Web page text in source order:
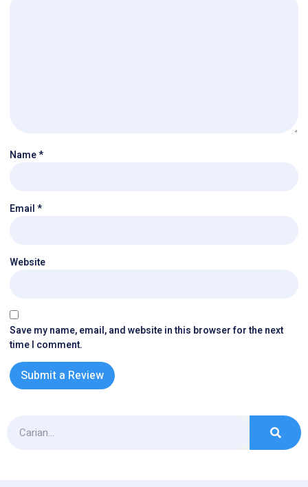
Name*
Email*
Website
Save my name, email, and website in this browser for the next
time I comment.